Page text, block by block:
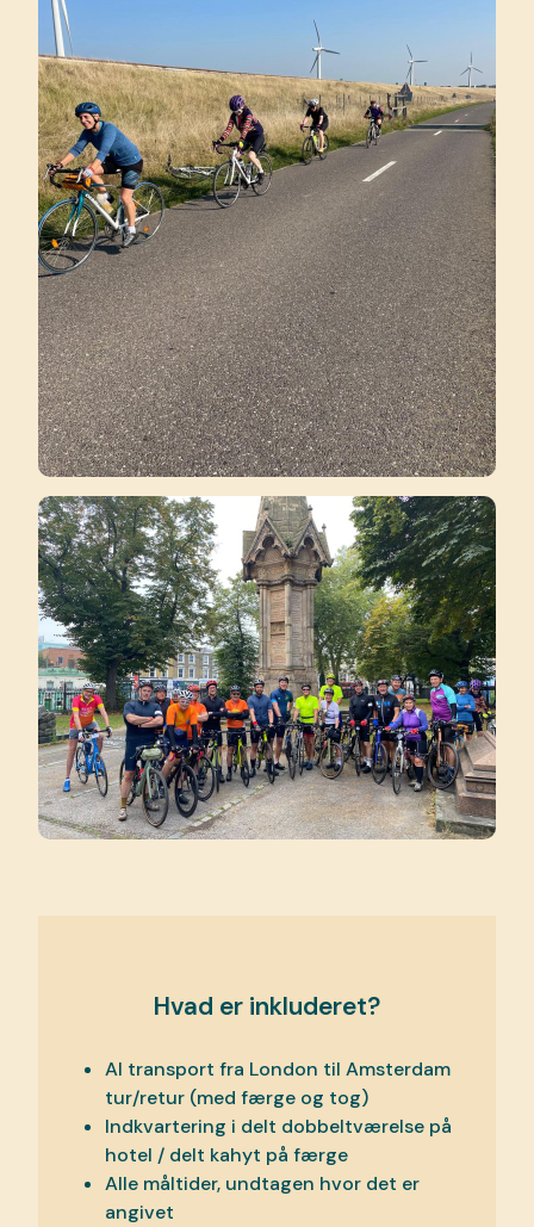
Hvad er inkluderet?
Al transport fra London til Amsterdam
tur/retur (med færge og tog)
Indkvartering i delt dobbeltværelse på
hotel / delt kahyt på færge
Alle måltider, undtagen hvor det er
angivet